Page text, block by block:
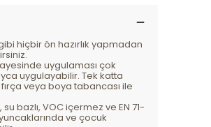
hiçbir ön hazırlık yapmadan
uygulaması çok
uygulayabilir. Tek katta
fırça veya boya tabancası ile
bazlı, VOC içermez ve EN 71-
ve çocuk